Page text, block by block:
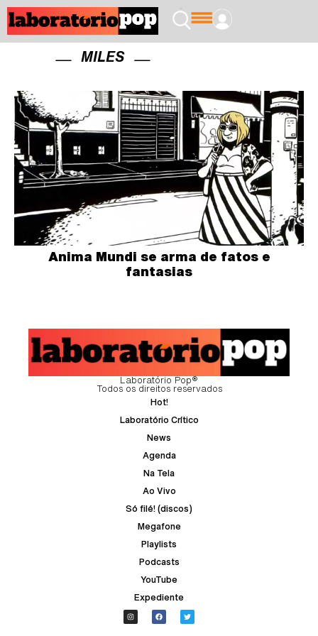
MILES
Anima Mundi se arma de fatos e
fantasias
Laboratório Pop®
Todos os direitos reservados
Hot!
Laboratório Crítico
News
Agenda
Na Tela
Ao Vivo
Só filé! (discos)
Megafone
Playlists
Podcasts
YouTube
Expediente